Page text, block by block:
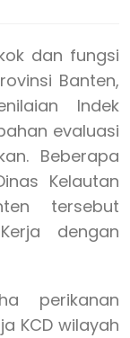
dan fungsi
Banten,
Indek
evaluasi
Beberapa
Kelautan
tersebut
dengan
perikanan
KCD wilayah